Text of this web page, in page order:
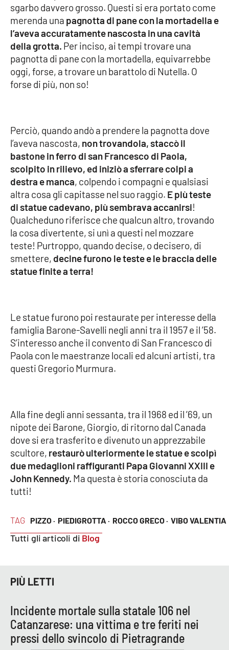
EDIZIONI
LOCALI
Catanzaro
Crotone
Reggio Calabria
Cosenza
Lamezia Terme
PROGETTI
SPECIALI
Buona Sanità Calabria
Destinazioni
Eventi
Food
LAC
NETWORK
Lacplay.it
Lactv.it
Lacitymag.it
Cosenzachannel.it
Ilvibonese.it
TAG PIZZO · PIEDIGROTTA · ROCCO GRECO · VIBO VALENTIA
Tutti gli articoli di Blog
sgarbo davvero grosso. Questi si era portato come
merenda una pagnotta di pane con la mortadella e
l’aveva accuratamente nascosta in una cavità
della grotta. Per inciso, ai tempi trovare una
pagnotta di pane con la mortadella, equivarrebbe
oggi, forse, a trovare un barattolo di Nutella. O
forse di più, non so!
Perciò, quando andò a prendere la pagnotta dove
l’aveva nascosta, non trovandola, staccò il
bastone in ferro di san Francesco di Paola,
scolpito in rilievo, ed iniziò a sferrare colpi a
destra e manca, colpendo i compagni e qualsiasi
altra cosa gli capitasse nel suo raggio. E più teste
di statue cadevano, più sembrava accanirsi!
Qualcheduno riferisce che qualcun altro, trovando
la cosa divertente, si unì a questi nel mozzare
teste! Purtroppo, quando decise, o decisero, di
smettere, decine furono le teste e le braccia delle
statue finite a terra!
Le statue furono poi restaurate per interesse della
famiglia Barone-Savelli negli anni tra il 1957 e il ’58.
S’interesso anche il convento di San Francesco di
Paola con le maestranze locali ed alcuni artisti, tra
questi Gregorio Murmura.
Alla fine degli anni sessanta, tra il 1968 ed il ’69, un
nipote dei Barone, Giorgio, di ritorno dal Canada
dove si era trasferito e divenuto un apprezzabile
scultore, restaurò ulteriormente le statue e scolpì
due medaglioni raffiguranti Papa Giovanni XXIII e
John Kennedy. Ma questa è storia conosciuta da
tutti!
PIÙ LETTI
Incidente mortale sulla statale 106 nel
Catanzarese: una vittima e tre feriti nei
pressi dello svincolo di Pietragrande